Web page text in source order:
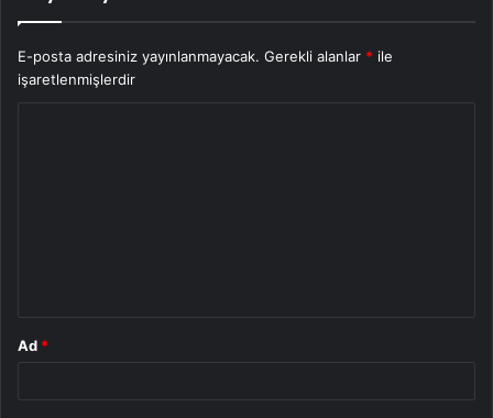
E-posta adresiniz yayınlanmayacak. Gerekli alanlar * ile
işaretlenmişlerdir
Ad *